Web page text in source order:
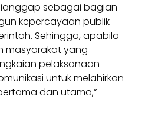
sebagai bagian
kepercayaan publik
Sehingga, apabila
masyarakat yang
pelaksanaan
untuk melahirkan
dan utama,”